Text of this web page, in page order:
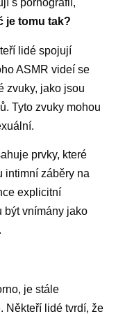
s pornografií,
je tomu tak?
lidé spojují
ASMR videí se
zvuky, jako jsou
Tyto zvuky mohou
prvky, které
intimní záběry na
explicitní
být vnímány jako
je stále
Někteří lidé tvrdí, že